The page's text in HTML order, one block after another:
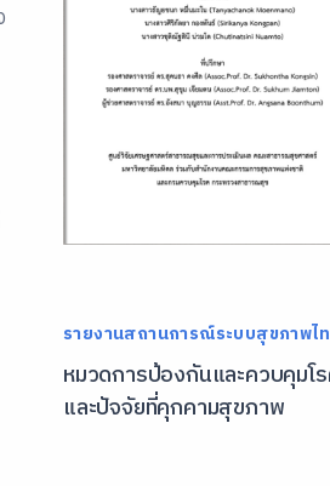
รายงานสถานการณ์ระบบสุขภาพไ
หมวดการป้องกันและควบคุมโ
และปัจจัยที่คุกคามสุขภาพ